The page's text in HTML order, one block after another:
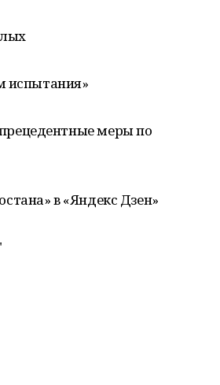
испытания»
меры по
в «Яндекс Дзен»